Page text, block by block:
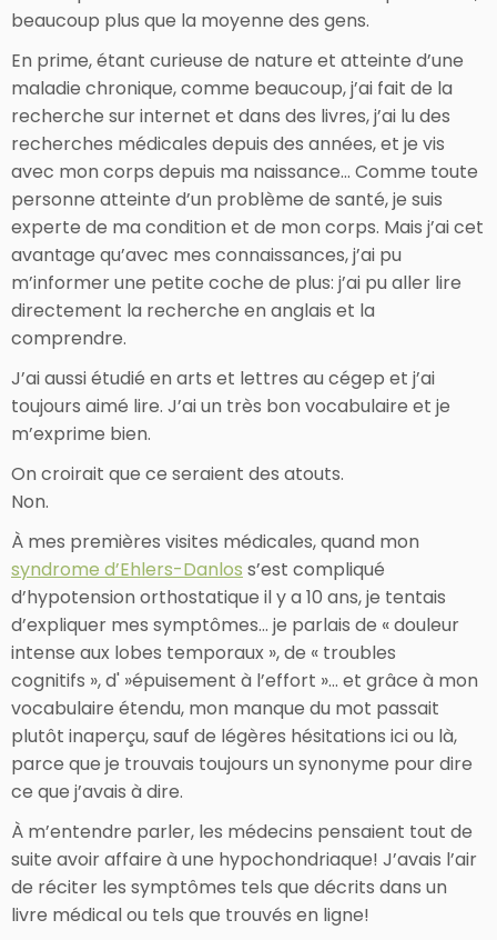
beaucoup plus que la moyenne des gens.
En prime, étant curieuse de nature et atteinte d’une
maladie chronique, comme beaucoup, j’ai fait de la
recherche sur internet et dans des livres, j’ai lu des
recherches médicales depuis des années, et je vis
avec mon corps depuis ma naissance… Comme toute
personne atteinte d’un problème de santé, je suis
experte de ma condition et de mon corps. Mais j’ai cet
avantage qu’avec mes connaissances, j’ai pu
m’informer une petite coche de plus: j’ai pu aller lire
directement la recherche en anglais et la
comprendre.
J’ai aussi étudié en arts et lettres au cégep et j’ai
toujours aimé lire. J’ai un très bon vocabulaire et je
m’exprime bien.
On croirait que ce seraient des atouts.
Non.
À mes premières visites médicales, quand mon
syndrome d’Ehlers-Danlos s’est compliqué
d’hypotension orthostatique il y a 10 ans, je tentais
d’expliquer mes symptômes… je parlais de « douleur
intense aux lobes temporaux », de « troubles
cognitifs », d' »épuisement à l’effort »… et grâce à mon
vocabulaire étendu, mon manque du mot passait
plutôt inaperçu, sauf de légères hésitations ici ou là,
parce que je trouvais toujours un synonyme pour dire
ce que j’avais à dire.
À m’entendre parler, les médecins pensaient tout de
suite avoir affaire à une hypochondriaque! J’avais l’air
de réciter les symptômes tels que décrits dans un
livre médical ou tels que trouvés en ligne!